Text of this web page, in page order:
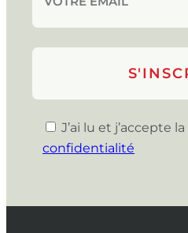
J’ai lu et j’accepte la
confidentialité